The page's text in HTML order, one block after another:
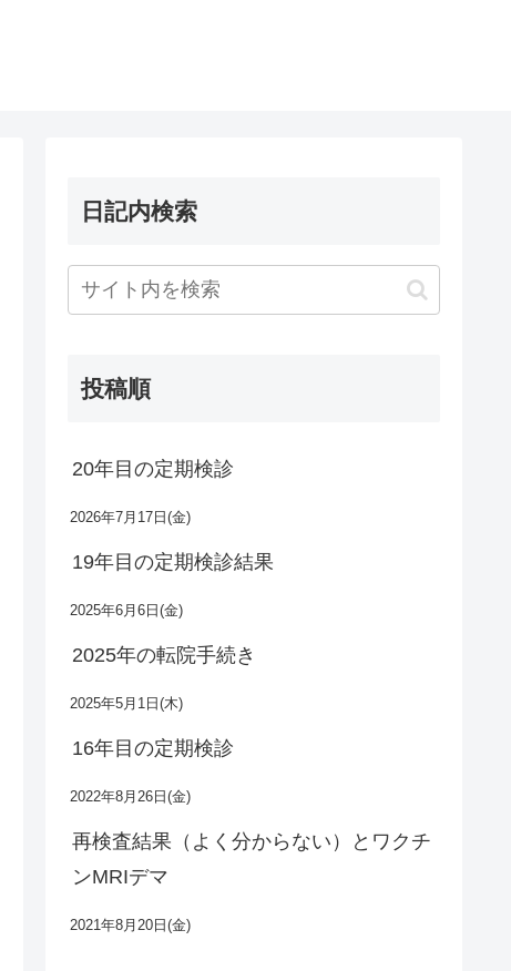
日記内検索
投稿順
20年目の定期検診
2026年7月17日(金)
19年目の定期検診結果
2025年6月6日(金)
2025年の転院手続き
2025年5月1日(木)
16年目の定期検診
2022年8月26日(金)
再検査結果（よく分からない）とワクチ
ンMRIデマ
2021年8月20日(金)